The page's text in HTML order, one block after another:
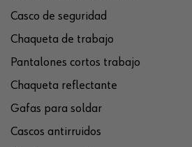
Casco de seguridad
Chaqueta de trabajo
Pantalones cortos trabajo
Chaqueta reflectante
Gafas para soldar
Cascos antirruidos